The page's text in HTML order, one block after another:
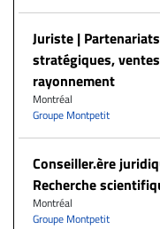
Juriste | Partenariats
stratégiques,
rayonnement
Montréal
Groupe Montpetit
Conseiller.ère
Recherche
Montréal
Groupe Montpetit